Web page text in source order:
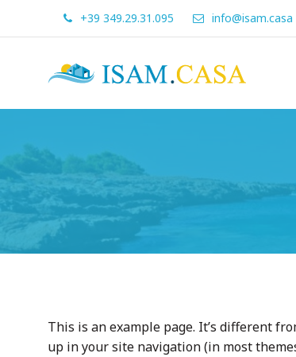
+39 349.29.31.095 info@isam.casa
ISAM.CASA
Dove
This is an example page. It’s different
up in your site navigation (in most